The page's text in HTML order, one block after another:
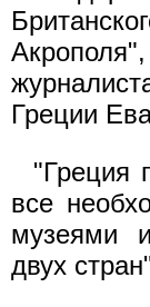
Греции
"Греция
все
музеями
двух